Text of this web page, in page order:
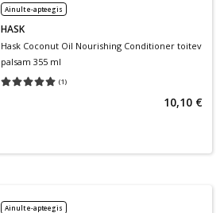
Ainult e-apteegis
HASK
Hask Coconut Oil Nourishing Conditioner toitev
palsam 355 ml
(1)
Keskmine hinnang 5.00
10,10 €
Ainult e-apteegis